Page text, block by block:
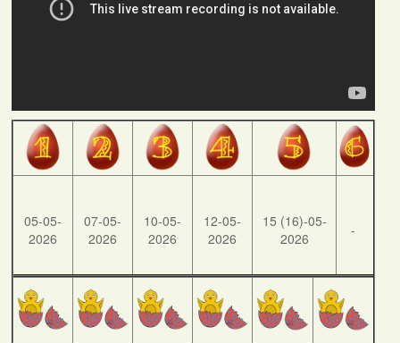
05-05-
2026
07-05-
2026
10-05-
2026
12-05-
2026
15 (16)-05-
2026
-